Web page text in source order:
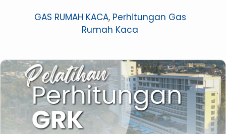
GAS RUMAH KACA, Perhitungan Gas
Rumah Kaca